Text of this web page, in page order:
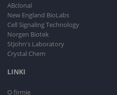
ABclonal
New England BioLabs
Cell Signaling Technology
Norgen Biotek
StJohn's Laboratory
Crystal Chem
LINKI
O firmie